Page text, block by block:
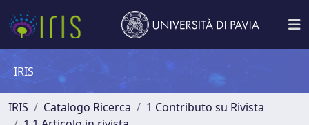
IRIS
IRIS Catalogo Ricerca
1 Contributo su Rivista